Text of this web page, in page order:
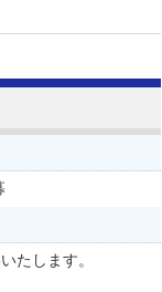
たします。